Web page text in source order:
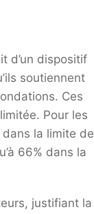
d’un dispositif
soutiennent
Ces
Pour les
la limite de
66% dans la
justifiant la